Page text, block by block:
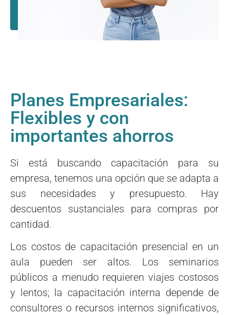
Planes Empresariales:
Flexibles y con
importantes ahorros
Si está buscando capacitación para su
empresa, tenemos una opción que se adapta a
sus necesidades y presupuesto. Hay
descuentos sustanciales para compras por
cantidad.
Los costos de capacitación presencial en un
aula pueden ser altos. Los seminarios
públicos a menudo requieren viajes costosos
y lentos; la capacitación interna depende de
consultores o recursos internos significativos,